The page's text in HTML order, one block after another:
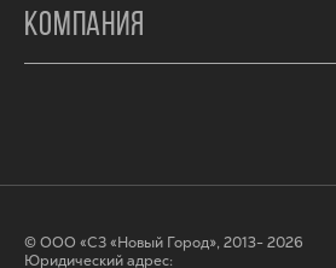
КОМПАНИЯ
© ООО «СЗ «Новый Город», 2013- 2026
Юридический адрес: